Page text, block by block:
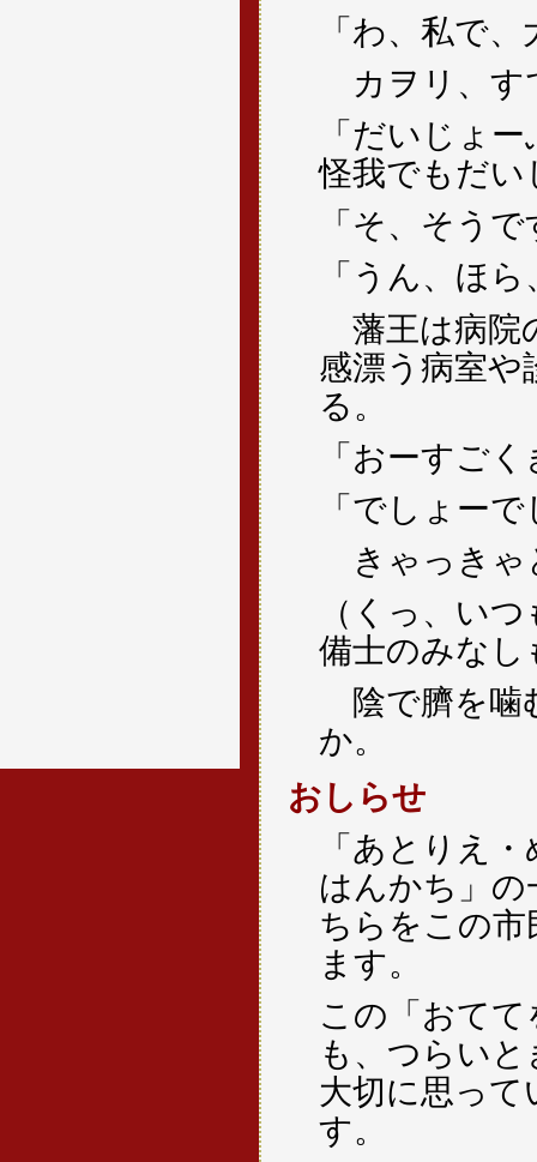
「わ、私で
カヲリ、す
「だいじょ
怪我でもだい
「そ、そう
「うん、ほ
藩王は病院
感漂う病室や
る。
「おーすご
「でしょー
きゃっきゃ
（くっ、い
備士のみな
陰で臍を噛
か。
おしらせ
「あとりえ
はんかち」
ちらをこの
ます。
この「おて
も、つらい
大切に思っ
す。